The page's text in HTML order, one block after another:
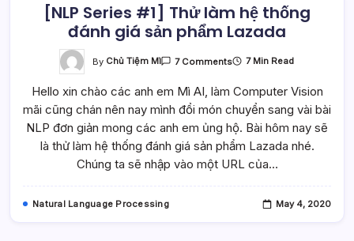
[NLP Series #1] Thử làm hệ thống
đánh giá sản phẩm Lazada
By Chủ Tiệm Mì 7 CommentsOn
#1]
Làm
Hệ
Thống
Đánh
Giá
Sản
7 Min Read
Hello xin chào các anh em Mì AI, làm Computer Vision
mãi cũng chán nên nay mình đổi món chuyển sang vài bài
NLP đơn giản mong các anh em ủng hộ. Bài hôm nay sẽ
là thử làm hệ thống đánh giá sản phẩm Lazada nhé.
Chúng ta sẽ nhập vào một URL của…
Natural Language Processing May 4, 2020